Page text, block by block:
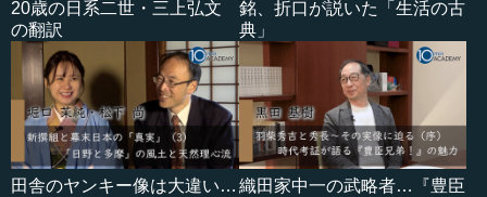
20歳の日系二世・三上弘文
の翻訳
銘、折口が説いた「生活の古
典」
田舎のヤンキー像は大違い… 織田家中一の武略者…『豊臣